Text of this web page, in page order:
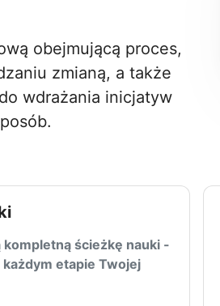
obejmującą proces,
zmianą, a także
wdrażania inicjatyw
ścieżkę nauki -
etapie Twojej